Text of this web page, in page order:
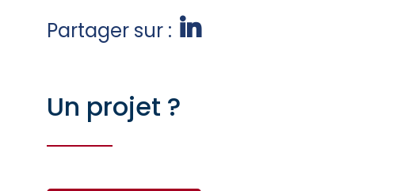
Partager sur :
Un projet ?